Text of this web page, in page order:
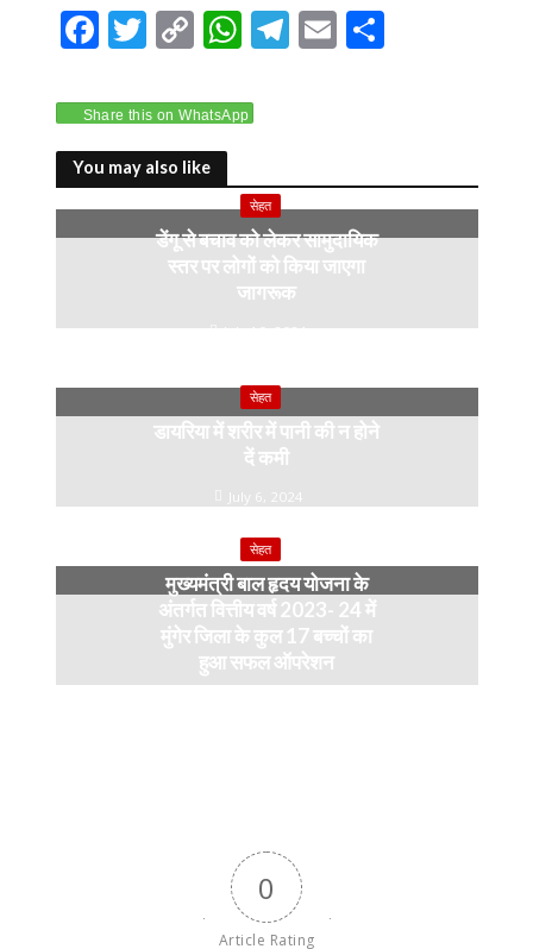
F
ac
e
b
o
o
T
w
itt
er
C
o
p
y
Li
n
k
W
h
at
A
p
p
T
el
a
m
E
m
S
Share this on WhatsApp
You may also like
सेहत
डेंगू से बचाव को लेकर सामुदायिक
स्तर पर लोगों को किया जाएगा
जागरूक
July 10, 2024
सेहत
डायरिया में शरीर में पानी की न होने
दें कमी
July 6, 2024
सेहत
मुख्यमंत्री बाल हृदय योजना के
अंतर्गत वित्तीय वर्ष 2023- 24 में
मुंगेर जिला के कुल 17 बच्चों का
हुआ सफल ऑपरेशन
0
Article Rating